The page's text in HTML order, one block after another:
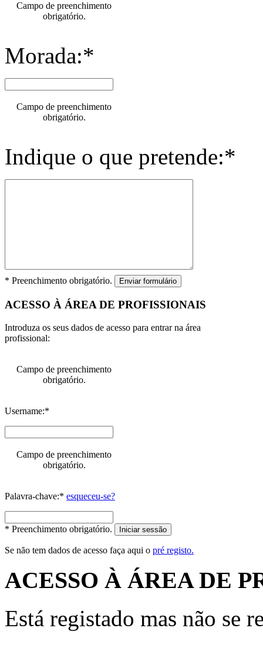
Campo de preenchimento
obrigatório.
Morada:*
Campo de preenchimento
obrigatório.
Indique o que pretende:*
* Preenchimento obrigatório. Enviar formulário
ACESSO À ÁREA DE PROFISSIONAIS
Introduza os seus dados de acesso para entrar na área
profissional:
Campo de preenchimento
obrigatório.
Username:*
Campo de preenchimento
obrigatório.
Palavra-chave:* esqueceu-se?
* Preenchimento obrigatório. Iniciar sessão
Se não tem dados de acesso faça aqui o pré registo.
ACESSO À ÁREA DE
Está registado mas não se